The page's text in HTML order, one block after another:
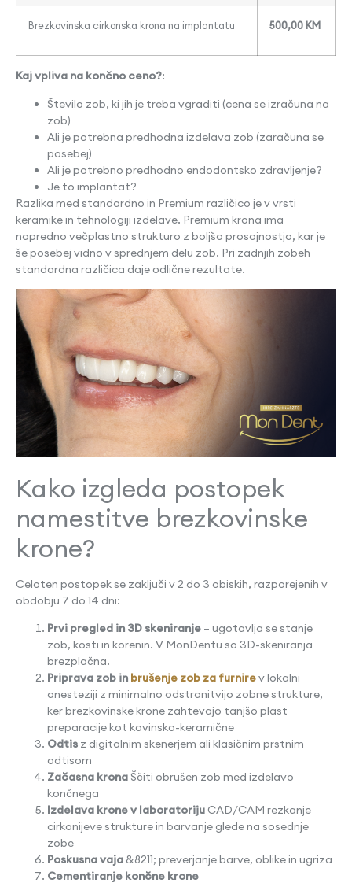
Brezkovinska cirkonska krona na implantatu 500,00 KM
Kaj vpliva na končno ceno?:
Število zob, ki jih je treba vgraditi (cena se izračuna na
zob)
Ali je potrebna predhodna izdelava zob (zaračuna se
posebej)
Ali je potrebno predhodno endodontsko zdravljenje?
Je to implantat?
Razlika med standardno in Premium različico je v vrsti
keramike in tehnologiji izdelave. Premium krona ima
napredno večplastno strukturo z boljšo prosojnostjo, kar je
še posebej vidno v sprednjem delu zob. Pri zadnjih zobeh
standardna različica daje odlične rezultate.
Kako izgleda postopek
namestitve brezkovinske
krone?
Celoten postopek se zaključi v 2 do 3 obiskih, razporejenih v
obdobju 7 do 14 dni:
Prvi pregled in 3D skeniranje – ugotavlja se stanje
zob, kosti in korenin. V MonDentu so 3D-skeniranja
brezplačna.
Priprava zob in brušenje zob za furnirev lokalni
anesteziji z minimalno odstranitvijo zobne strukture,
ker brezkovinske krone zahtevajo tanjšo plast
preparacije kot kovinsko-keramične
Odtis z digitalnim skenerjem ali klasičnim prstnim
odtisom
Začasna krona Ščiti obrušen zob med izdelavo
končnega
Izdelava krone v laboratoriju CAD/CAM rezkanje
cirkonijeve strukture in barvanje glede na sosednje
zobe
Poskusna vaja &8211; preverjanje barve, oblike in ugriza
Cementiranje končne krone